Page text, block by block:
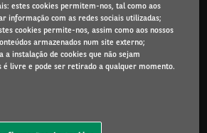
EMPRESAS
estes cookies permitem-nos, tal como aos
informação com as redes sociais utilizadas;
cookies permite-nos, assim como aos nossos
armazenados num site externo;
a instalação de cookies que não sejam
é livre e pode ser retirado a qualquer momento.